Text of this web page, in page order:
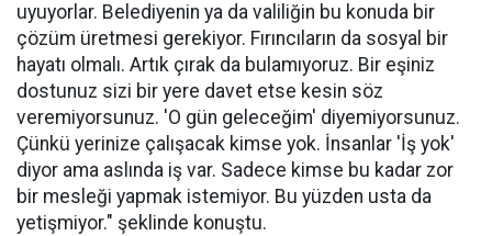
uyuyorlar. Belediyenin ya da valiliğin bu konuda bir
çözüm üretmesi gerekiyor. Fırıncıların da sosyal bir
hayatı olmalı. Artık çırak da bulamıyoruz. Bir eşiniz
dostunuz sizi bir yere davet etse kesin söz
veremiyorsunuz. 'O gün geleceğim' diyemiyorsunuz.
Çünkü yerinize çalışacak kimse yok. İnsanlar 'İş yok'
diyor ama aslında iş var. Sadece kimse bu kadar zor
bir mesleği yapmak istemiyor. Bu yüzden usta da
yetişmiyor." şeklinde konuştu.